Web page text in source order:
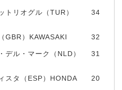
トリオグル（TUR）
34
GBR）KAWASAKI 32
デル・マーク（NLD）
31
スタ（ESP）HONDA 20